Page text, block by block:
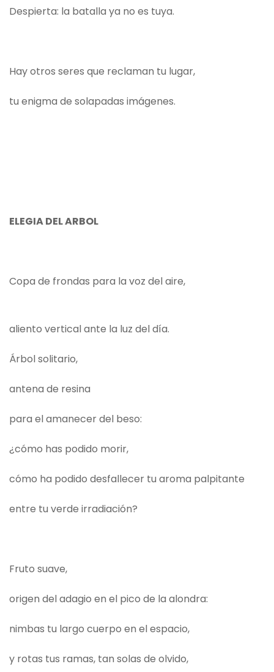
Despierta: la batalla ya no es tuya.
Hay otros seres que reclaman tu lugar,
tu enigma de solapadas imágenes.
ELEGIA DEL ARBOL
Copa de frondas para la voz del aire,
aliento vertical ante la luz del día.
Árbol solitario,
antena de resina
para el amanecer del beso:
¿cómo has podido morir,
cómo ha podido desfallecer tu aroma palpitante
entre tu verde irradiación?
Fruto suave,
origen del adagio en el pico de la alondra:
nimbas tu largo cuerpo en el espacio,
y rotas tus ramas, tan solas de olvido,